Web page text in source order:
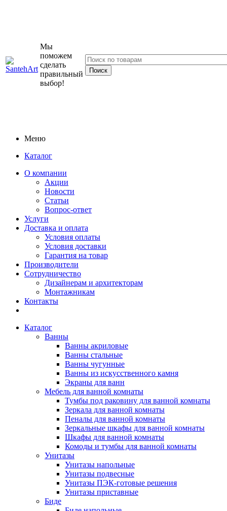
Мы
поможем
сделать
правильный
выбор!
Меню
Каталог
О компании
Акции
Новости
Статьи
Вопрос-ответ
Услуги
Доставка и оплата
Условия оплаты
Условия доставки
Гарантия на товар
Производители
Сотрудничество
Дизайнерам и архитекторам
Монтажникам
Контакты
Каталог
Ванны
Ванны акриловые
Ванны стальные
Ванны чугунные
Ванны из искусственного камня
Экраны для ванн
Мебель для ванной комнаты
Тумбы под раковину для ванной комнаты
Зеркала для ванной комнаты
Пеналы для ванной комнаты
Зеркальные шкафы для ванной комнаты
Шкафы для ванной комнаты
Комоды и тумбы для ванной комнаты
Унитазы
Унитазы напольные
Унитазы подвесные
Унитазы ПЭК-готовые решения
Унитазы приставные
Биде